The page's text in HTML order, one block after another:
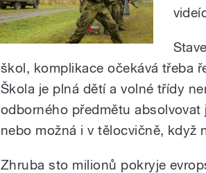
škol, komplikace očekává třeba
Škola je plná dětí a volné třídy
odborného předmětu
nebo možná i v tělocvičně, když
Zhruba sto milionů pokryje